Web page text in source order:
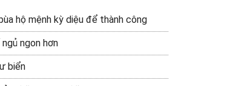
hộ mệnh kỳ diệu để thành công
ngon hơn
biển